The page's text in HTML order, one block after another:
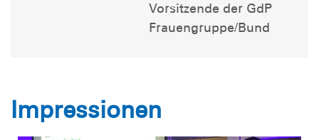
Vorsitzende der GdP
Frauengruppe/Bund
Impressionen